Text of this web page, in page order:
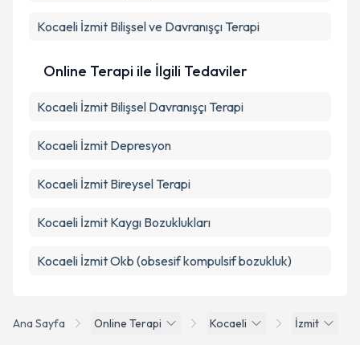
Ana Sayfa Online Terapi Kocaeli İzmit
Kocaeli İzmit Bilişsel ve Davranışçı Terapi
Online Terapi ile İlgili Tedaviler
Kocaeli İzmit Bilişsel Davranışçı Terapi
Kocaeli İzmit Depresyon
Kocaeli İzmit Bireysel Terapi
Kocaeli İzmit Kaygı Bozuklukları
Kocaeli İzmit Okb (obsesif kompulsif bozukluk)